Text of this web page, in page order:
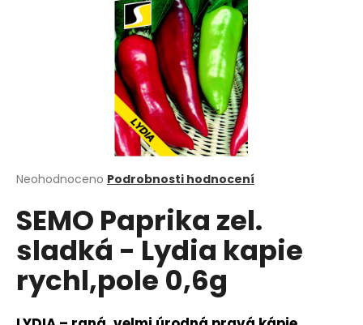
Průměrné
produktu
je
z
5
hvězdiček.
Neohodnoceno Podrobnosti hodnocení
SEMO Paprika zel.
sladká - Lydia kapie
rychl,pole 0,6g
?
HLEDAT